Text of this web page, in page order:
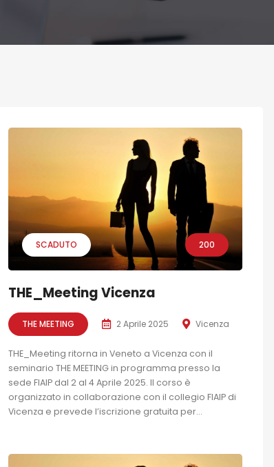
SCADUTO 200
THE_Meeting Vicenza
THE MEETING 2 Aprile 2025 Vicenza
THE_Meeting ritorna in Veneto a Vicenza con il
seminario THE MEETING in programma presso la
sede FIAIP dal 2 al 4 Aprile 2025. Il corso è
organizzato in collaborazione con il collegio FIAIP di
Vicenza e prevede l’iscrizione gratuita per...